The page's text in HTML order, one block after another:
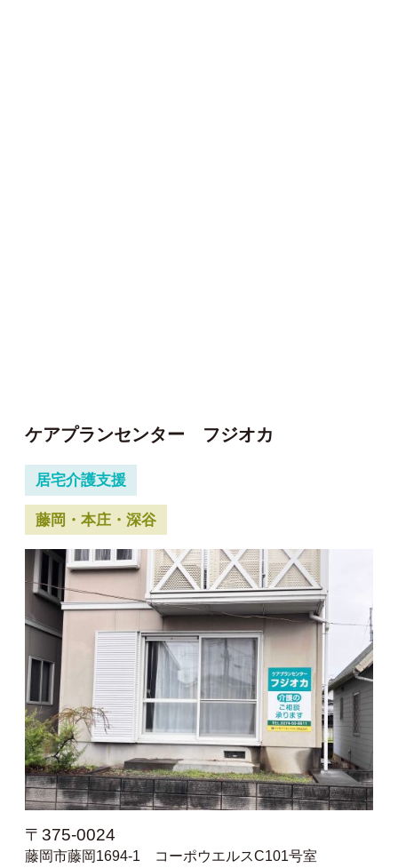
ケアプランセンター フジオカ
居宅介護支援
藤岡・本庄・深谷
〒375-0024
藤岡市藤岡1694-1 コーポウエルスC101号室